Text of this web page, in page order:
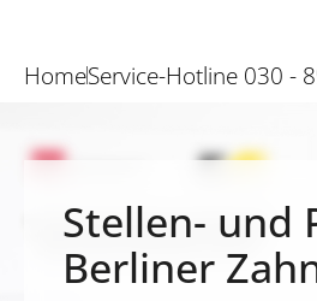
HomeService-Hotline 030 -
Stellen- und
Berliner